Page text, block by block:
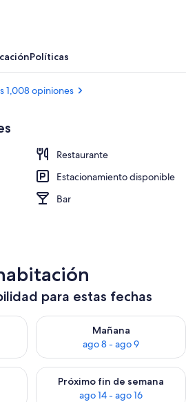
Restaurante
Políticas
1,008 opiniones
Restaurante
Estacionamiento disponible
Bar
para estas fechas
hoy ago 7 - ago 8
Mañana
ago 8 - ago 9
Consulta la disponibilidad
para este fin de semana ago 7 -
Próximo fin de semana
ago 14 - ago 16
Consulta la disponibilidad